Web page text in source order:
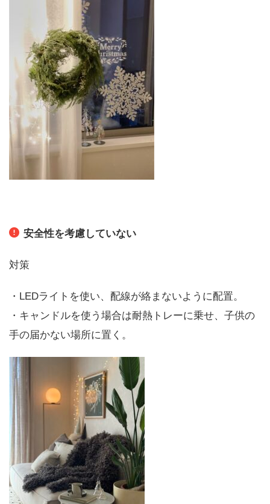
安全性を考慮していない
対策
・LEDライトを使い、配線が絡まないように配置。
・キャンドルを使う場合は耐熱トレーに乗せ、子供の
手の届かない場所に置く。